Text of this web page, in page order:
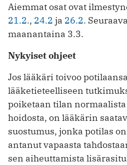
Aiemmat osat ovat
21.2., 24.2 ja 26.2.
maanantaina 3.3.
Nykyiset ohjeet
Jos lääkäri toivoo
lääketieteelliseen
poiketaan tilan
hoidosta, on lääkärin
suostumus, jonka potilas
antanut vapaasta
sen aiheuttamista